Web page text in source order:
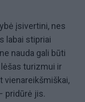
įsivertini, nes
labai stipriai
nauda gali būti
turizmui ir
vienareikšmiškai,
pridūrė jis.